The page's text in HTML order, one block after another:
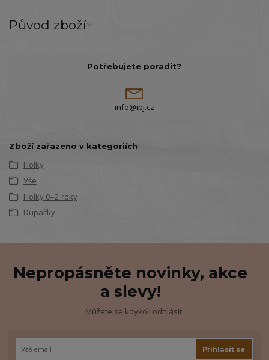
Původ zboží
Potřebujete poradit?
info@ipj.cz
Zboží zařazeno v kategoriích
Holky
Vše
Holky 0–2 roky
Dupačky
Nepropásněte novinky, akce
a slevy!
Můžete se kdykoli odhlásit.
Přihlásit se